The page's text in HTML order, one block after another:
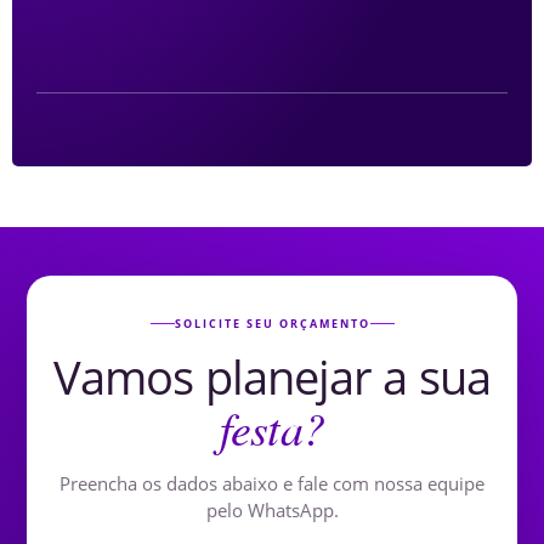
SOLICITE SEU ORÇAMENTO
Vamos planejar a sua
festa?
Preencha os dados abaixo e fale com nossa equipe
pelo WhatsApp.